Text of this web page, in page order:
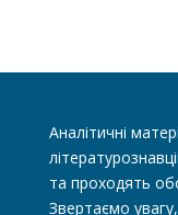
Аналітичні
та проходять
Звертаємо